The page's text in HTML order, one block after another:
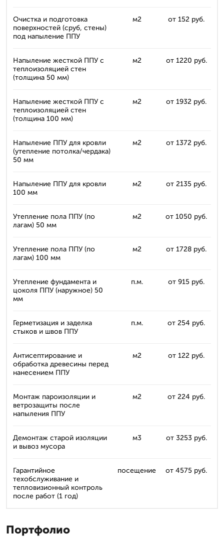
Очистка и подготовка
поверхностей (сруб, стены)
под напыление ППУ
м2 от 152 руб.
Напыление жесткой ППУ с
теплоизоляцией стен
(толщина 50 мм)
м2 от 1220 руб.
Напыление жесткой ППУ с
теплоизоляцией стен
(толщина 100 мм)
м2 от 1932 руб.
Напыление ППУ для кровли
(утепление потолка/чердака)
50 мм
м2 от 1372 руб.
Напыление ППУ для кровли
100 мм
м2 от 2135 руб.
Утепление пола ППУ (по
лагам) 50 мм
м2 от 1050 руб.
Утепление пола ППУ (по
лагам) 100 мм
м2 от 1728 руб.
Утепление фундамента и
цоколя ППУ (наружное) 50
мм
п.м. от 915 руб.
Герметизация и заделка
стыков и швов ППУ
п.м. от 254 руб.
Антисептирование и
обработка древесины перед
нанесением ППУ
м2 от 122 руб.
Монтаж пароизоляции и
ветрозащиты после
напыления ППУ
м2 от 224 руб.
Демонтаж старой изоляции
и вывоз мусора
м3 от 3253 руб.
Гарантийное
техобслуживание и
тепловизионный контроль
после работ (1 год)
посещение от 4575 руб.
Портфолио